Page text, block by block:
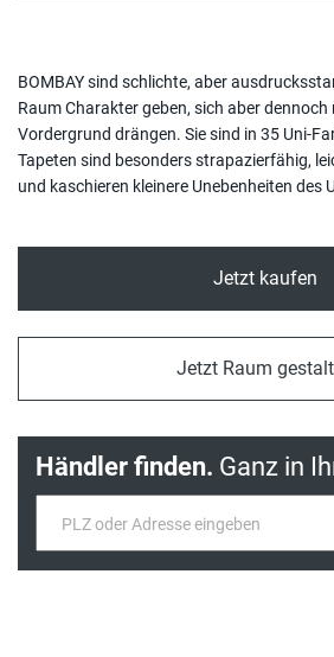
BOMBAY sind schlichte, aber
Raum Charakter geben, sich aber dennoch
Vordergrund drängen. Sie sind in 35 Uni-
Tapeten sind besonders strapazierfähig,
und kaschieren kleinere Unebenheiten des
Jetzt kaufen
Jetzt Raum
Händler finden. Ganz in